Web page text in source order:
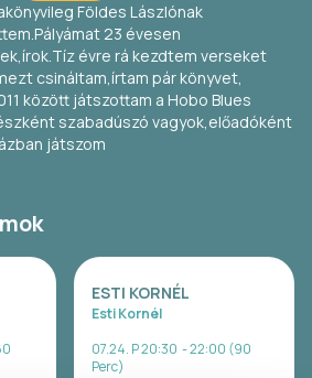
Földes Lászlónak
23 évesen
évre rá kezdtem verseket
csináltam,írtam pár könyvet,
között játszottam a Hobo Blues
szabadúszó vagyok,előadóként
játszom
ESTI KORNÉL
Esti Kornél
07.24. P 20:30 - 22:00 (90
Perc)